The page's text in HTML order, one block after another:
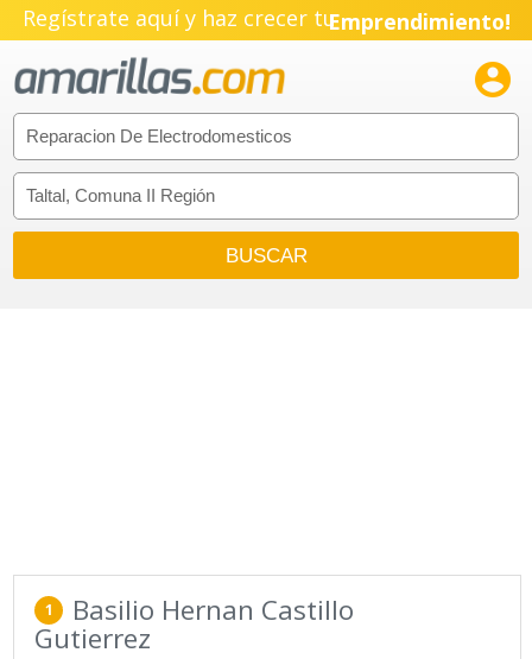
Regístrate aquí y haz crecer tuEmprendimiento!

1 Basilio Hernan Castillo
Gutierrez